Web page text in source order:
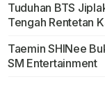
Tuduhan BTS
Tengah Rentetan
Taemin SHINee
SM Entertainment